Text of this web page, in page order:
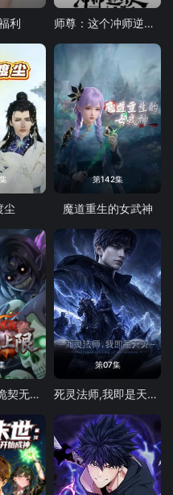
利 师尊：这个冲师逆徒才不是圣子 动态漫画
尘
第142集
魔道重生的女武神
破防临界线诡契无上限
第07集
死灵法师,我即是天灾(2026)